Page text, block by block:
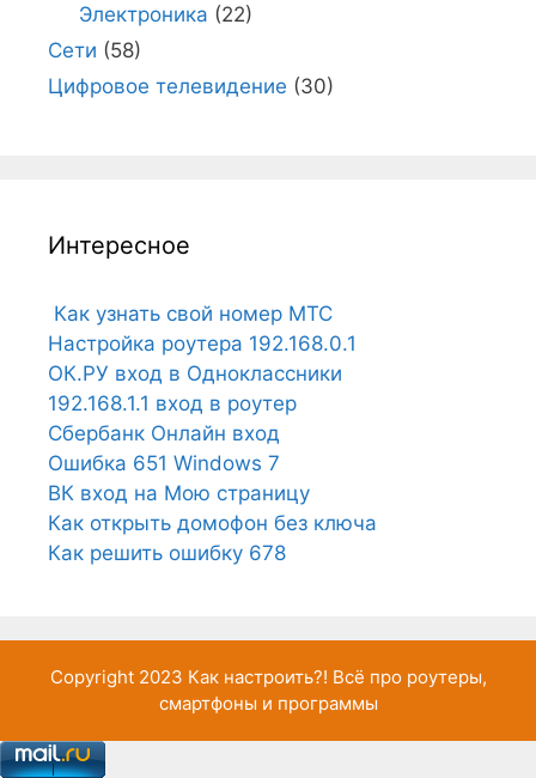
Электроника (22)
Сети (58)
Цифровое телевидение (30)
Интересное
Как узнать свой номер МТС
Настройка роутера 192.168.0.1
ОК.РУ вход в Одноклассники
192.168.1.1 вход в роутер
Сбербанк Онлайн вход
Ошибка 651 Windows 7
ВК вход на Мою страницу
Как открыть домофон без ключа
Как решить ошибку 678
Copyright 2023 Как настроить?! Всё про роутеры,
смартфоны и программы